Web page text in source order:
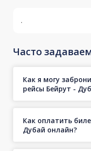
.
Часто
Как я могу
рейсы Бейрут -
Как оплатить
Дубай онлайн?